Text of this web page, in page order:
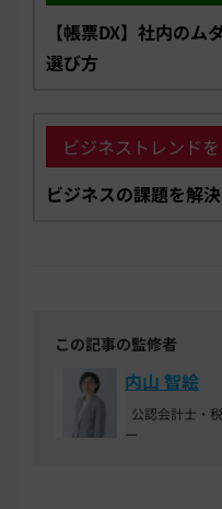
【帳票DX】社内の
選び方
ビジネストレンド
ビジネスの課題を解
この記事の監修者
内山 智絵
公認会計士・
ー